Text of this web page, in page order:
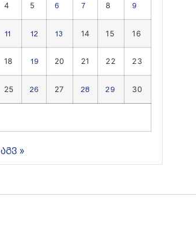
4 5 6 7 8 9
11 12 13 14 15 16
18 19 20 21 22 23
25 26 27 28 29 30
აგვ »